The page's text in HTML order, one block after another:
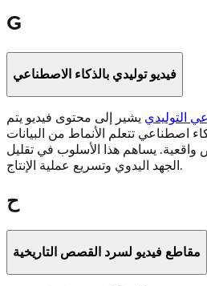
G
فيديو توليدي بالذكاء الاصطناعي
التوليدي يشير إلى محتوى فيديو يتم
اصطناعي تتعلم الأنماط من البيانات
يساهم هذا الأسلوب في تقليل
الجهد اليدوي وتسريع عملية الإنتاج.
ح
مقاطع فيديو لسرد القصص التاريخية